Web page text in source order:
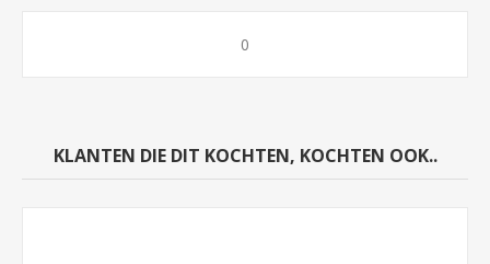
0
KLANTEN DIE DIT KOCHTEN, KOCHTEN OOK..